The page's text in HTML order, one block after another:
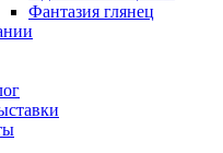
Фантазия глянец